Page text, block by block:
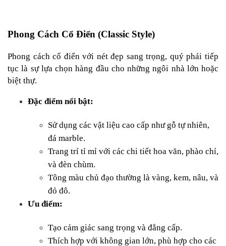
Phong Cách Cổ Điển (Classic Style)
Phong cách cổ điển với nét đẹp sang trọng, quý phái tiếp
tục là sự lựa chọn hàng đầu cho những ngôi nhà lớn hoặc
biệt thự.
Đặc điểm nổi bật:
Sử dụng các vật liệu cao cấp như gỗ tự nhiên,
đá marble.
Trang trí tỉ mỉ với các chi tiết hoa văn, phào chỉ,
và đèn chùm.
Tông màu chủ đạo thường là vàng, kem, nâu, và
đỏ đô.
Ưu điểm:
Tạo cảm giác sang trọng và đẳng cấp.
Thích hợp với không gian lớn, phù hợp cho các